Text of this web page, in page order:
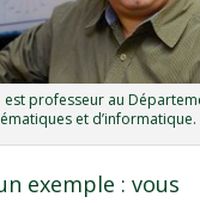
est professeur au
et d’informatique.
exemple : vous